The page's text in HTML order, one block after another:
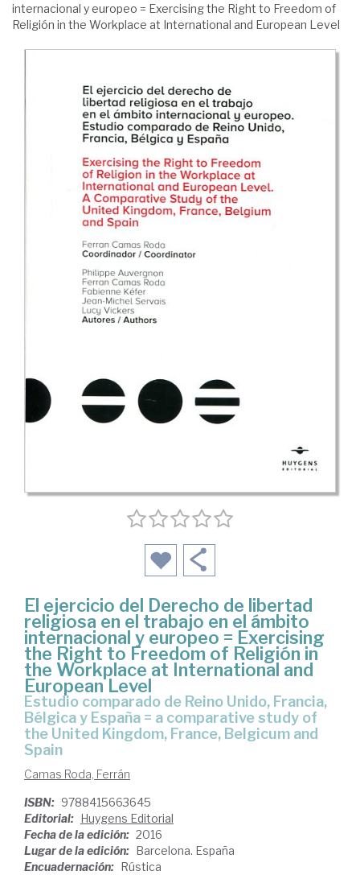
internacional y europeo = Exercising the Right to Freedom of
Religión in the Workplace at International and European Level
El ejercicio del Derecho de libertad
religiosa en el trabajo en el ámbito
internacional y europeo = Exercising
the Right to Freedom of Religión in
the Workplace at International and
European Level
estudio comparado de Reino Unido, Francia,
Bélgica y España = a comparative study of
the United Kingdom, France, Belgicum and
Spain
Camas Roda, Ferrán
ISBN: 9788415663645
Editorial: Huygens Editorial
Fecha de la edición: 2016
Lugar de la edición: Barcelona. España
Encuadernación: Rústica